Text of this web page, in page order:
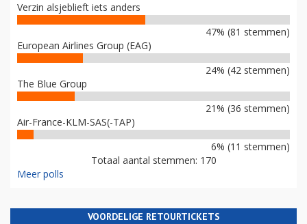
Verzin alsjeblieft iets anders
47% (81 stemmen)
European Airlines Group (EAG)
24% (42 stemmen)
The Blue Group
21% (36 stemmen)
Air-France-KLM-SAS(-TAP)
6% (11 stemmen)
Totaal aantal stemmen: 170
Meer polls
VOORDELIGE RETOURTICKETS